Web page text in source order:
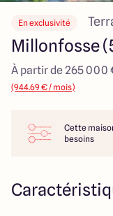
Votre
Qui
Maisons
En exclusivité
Millonfosse
À partir de 265 000
(944.69 € / mois)
Cette
besoins